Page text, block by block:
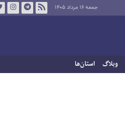
جمعه ۱۶ مرداد ۱۴۰۵
وبلاگ استان‌ها